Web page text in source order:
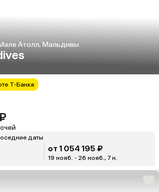
Атолл, Мальдивы
Т-Банка
даты
от 1 054 195 ₽
19 нояб. - 26 нояб., 7 н.